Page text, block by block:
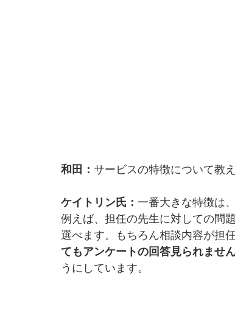
和田： サービスの特徴について教
ケイトリン氏： 一番大きな特徴は、
例えば、担任の先生に対しての問
選べます。もちろん相談内容が担
てもアンケートの回答見られませ
うにしています。